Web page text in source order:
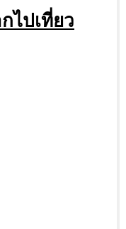
ไปเที่ยว